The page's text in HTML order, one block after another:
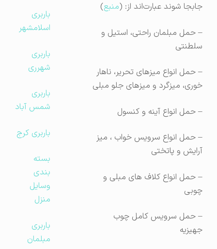
جابجا شوند عبارت‌اند از: ( منبع)
– حمل مبلمان راحتی، استیل و
سلطنتی
– حمل انواع میزهای تحریر، ناهار
خوری، میزگرد و میزهای جلو مبلی
– حمل انواع آینه و کنسول
– حمل انواع سرویس خواب ، میز
آرایش و پاتختی
– حمل انواع کلاف ‌های مبلی و
چوبی
– حمل سرویس کامل چوب
جهیزیه
باربری
اسلامشهر
باربری
شهرری
باربری
شمس آباد
باربری کرج
بسته
بندی
وسایل
منزل
باربری
مبلمان